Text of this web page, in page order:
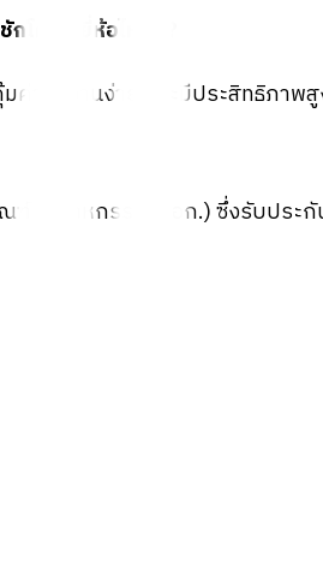
กโครก ยี่ห้อไหนดี?
า ใช้งานง่าย และมีประสิทธิภา
ฑ์อุตสาหกรรม (มอก.) ซึ่งรับประ